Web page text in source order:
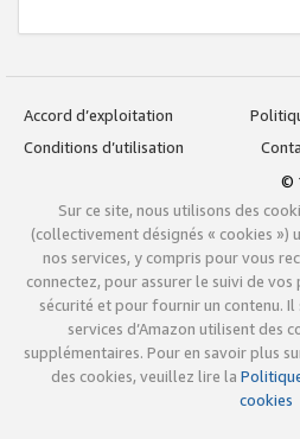
Accord d’exploitation
Conditions d’utilisation
©
Sur ce site, nous utilisons des
(collectivement désignés « cookies »)
nos services, y compris pour vous
connectez, pour assurer le suivi de
sécurité et pour fournir un contenu. Il
services d’Amazon utilisent des
supplémentaires. Pour en savoir plus
des cookies, veuillez lire la
cookies